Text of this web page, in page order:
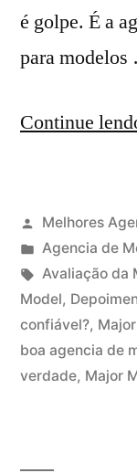
é golpe. É a
para
Continue
Publicado
por
Melhores
Publicado
em
Agencia de
Tags:
Avaliação da
Model,
confiável?,
boa agencia de
verdade, Major